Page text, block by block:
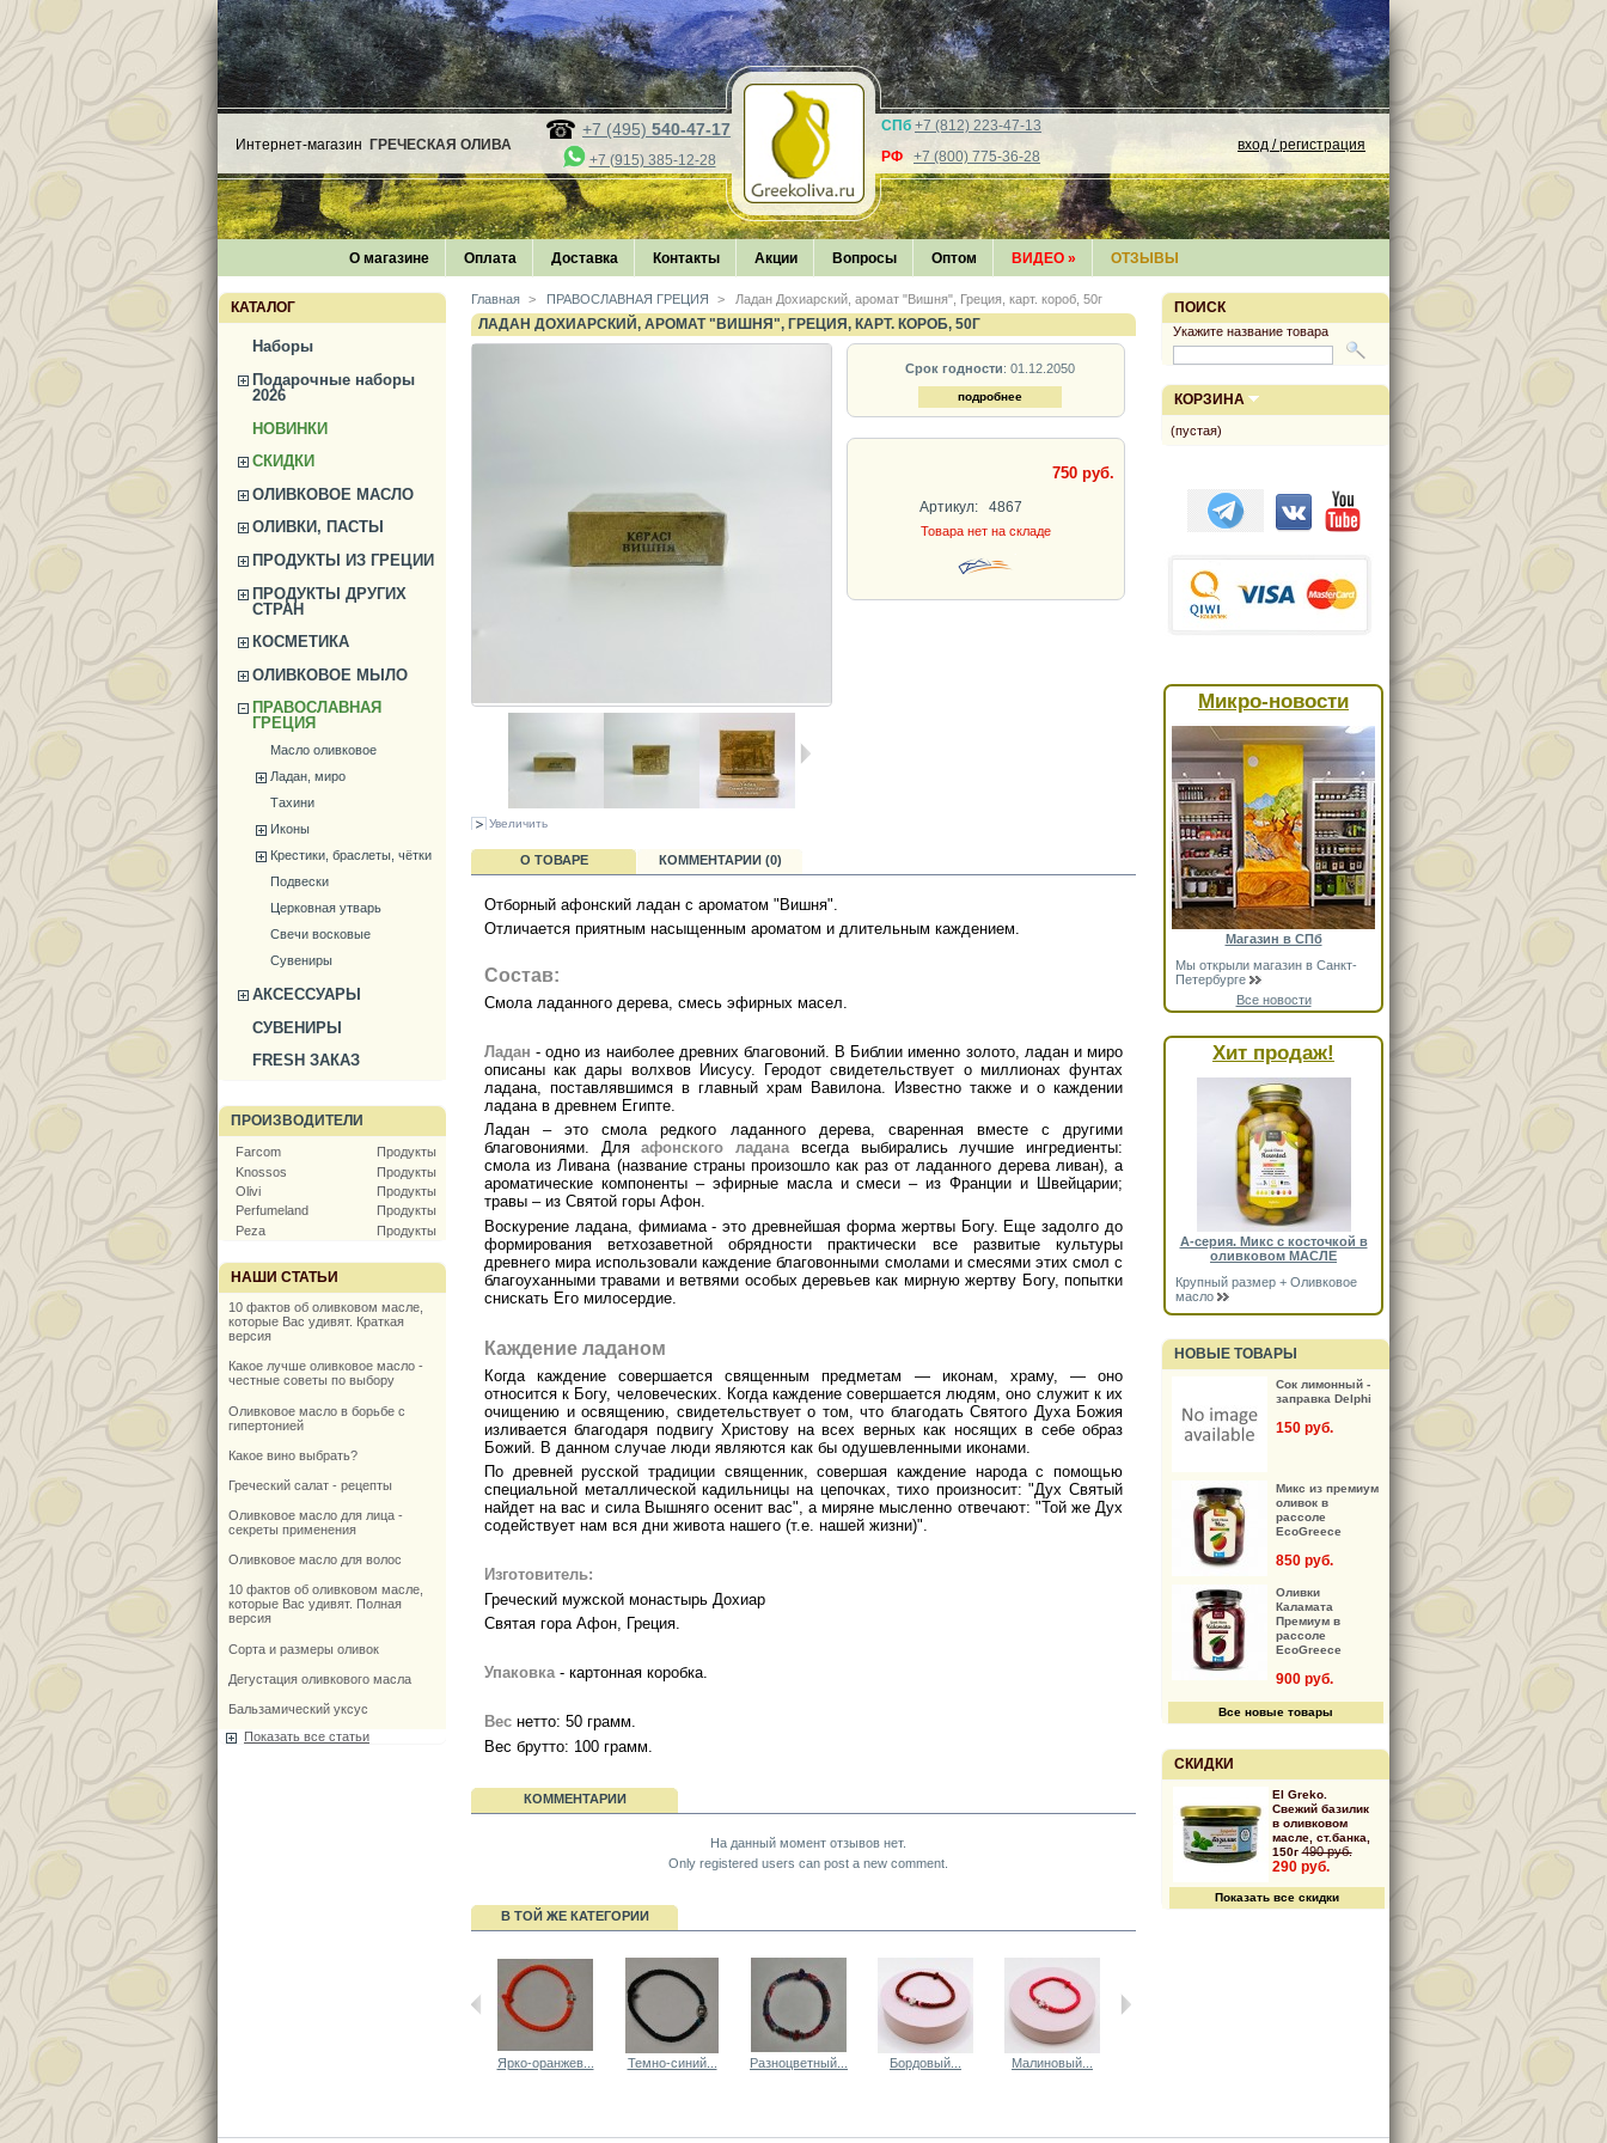
Интернет-магазин ГРЕЧЕСКАЯ ОЛИВА
+7 (495) 540-47-17
+7 (915) 385-12-28
СПб +7 (812) 223-47-13
РФ +7 (800) 775-36-28
вход / регистрация
О магазине Оплата Доставка Контакты Акции Вопросы Оптом ВИДЕО » ОТЗЫВЫ
КАТАЛОГ
Наборы
Подарочные наборы
2026
НОВИНКИ
СКИДКИ
ОЛИВКОВОЕ МАСЛО
ОЛИВКИ, ПАСТЫ
ПРОДУКТЫ ИЗ ГРЕЦИИ
ПРОДУКТЫ ДРУГИХ
СТРАН
КОСМЕТИКА
ОЛИВКОВОЕ МЫЛО
ПРАВОСЛАВНАЯ
ГРЕЦИЯ
Масло оливковое
Ладан, миро
Тахини
Иконы
Крестики, браслеты, чётки
Подвески
Церковная утварь
Свечи восковые
Сувениры
АКСЕССУАРЫ
СУВЕНИРЫ
FRESH ЗАКАЗ
ПРОИЗВОДИТЕЛИ
Farcom
Продукты
Knossos
Продукты
Olivi
Продукты
Perfumeland
Продукты
Peza
Продукты
НАШИ СТАТЬИ
10 фактов об оливковом масле,
которые Вас удивят. Краткая
версия
Какое лучше оливковое масло -
честные советы по выбору
Оливковое масло в борьбе с
гипертонией
Какое вино выбрать?
Греческий салат - рецепты
Оливковое масло для лица -
секреты применения
Оливковое масло для волос
10 фактов об оливковом масле,
которые Вас удивят. Полная
версия
Сорта и размеры оливок
Дегустация оливкового масла
Бальзамический уксус
Показать все статьи
Главная > ПРАВОСЛАВНАЯ ГРЕЦИЯ > Ладан Дохиарский, аромат "Вишня", Греция, карт. короб, 50г
ЛАДАН ДОХИАРСКИЙ, АРОМАТ "ВИШНЯ", ГРЕЦИЯ, КАРТ. КОРОБ, 50Г
Увеличить
Срок годности: 01.12.2050
подробнее
750 руб.
Артикул:
4867
Товара нет на складе
О ТОВАРЕ КОММЕНТАРИИ (0)
Отборный афонский ладан с ароматом "Вишня".
Отличается приятным насыщенным ароматом и длительным каждением.
Состав:
Смола ладанного дерева, смесь эфирных масел.
Ладан - одно из наиболее древних благовоний. В Библии именно золото, ладан и миро
описаны как дары волхвов Иисусу. Геродот свидетельствует о миллионах фунтах
ладана, поставлявшимся в главный храм Вавилона. Известно также и о каждении
ладана в древнем Египте.
Ладан – это смола редкого ладанного дерева, сваренная вместе с другими
благовониями. Дляафонского ладанавсегда выбирались лучшие ингредиенты:
смола из Ливана (название страны произошло как раз от ладанного дерева ливан), а
ароматические компоненты – эфирные масла и смеси – из Франции и Швейцарии;
травы – из Святой горы Афон.
Воскурение ладана, фимиама - это древнейшая форма жертвы Богу. Еще задолго до
формирования ветхозаветной обрядности практически все развитые культуры
древнего мира использовали каждение благовонными смолами и смесями этих смол с
благоуханными травами и ветвями особых деревьев как мирную жертву Богу, попытки
снискать Его милосердие.
Каждение ладаном
Когда каждение совершается священным предметам — иконам, храму, — оно
относится к Богу, человеческих. Когда каждение совершается людям, оно служит к их
очищению и освящению, свидетельствует о том, что благодать Святого Духа Божия
изливается благодаря подвигу Христову на всех верных как носящих в себе образ
Божий. В данном случае люди являются как бы одушевленными иконами.
По древней русской традиции священник, совершая каждение народа с помощью
специальной металлической кадильницы на цепочках, тихо произносит: "Дух Святый
найдет на вас и сила Вышняго осенит вас", а миряне мысленно отвечают: "Той же Дух
содействует нам вся дни живота нашего (т.е. нашей жизни)".
Изготовитель:
Греческий мужской монастырь Дохиар
Святая гора Афон, Греция.
Упаковка- картонная коробка.
Вес нетто: 50 грамм.
Вес брутто: 100 грамм.
КОММЕНТАРИИ
На данный момент отзывов нет.
Only registered users can post a new comment.
В ТОЙ ЖЕ КАТЕГОРИИ
Ярко-оранжев... Темно-синий... Разноцветный... Бордовый... Малиновый... Черный... Черный...
ПОИСК
Укажите название товара
КОРЗИНА
(пустая)
Микро-новости
Магазин в СПб
Мы открыли магазин в Санкт-
Петербурге
Все новости
Хит продаж!
А-серия. Микс с косточкой в
оливковом МАСЛЕ
Крупный размер + Оливковое
масло
НОВЫЕ ТОВАРЫ
Сок лимонный -
заправка Delphi
150 руб.
Микс из премиум
оливок в
рассоле
EcoGreece
850 руб.
Оливки
Каламата
Премиум в
рассоле
EcoGreece
900 руб.
Все новые товары
СКИДКИ
El Greko.
Свежий базилик
в оливковом
масле, ст.банка,
150г 490 руб.
290 руб.
Показать все скидки